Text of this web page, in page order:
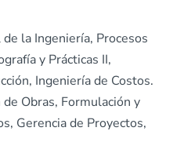
la Ingeniería, Procesos
y Prácticas II,
Ingeniería de Costos.
Obras, Formulación y
Gerencia de Proyectos,